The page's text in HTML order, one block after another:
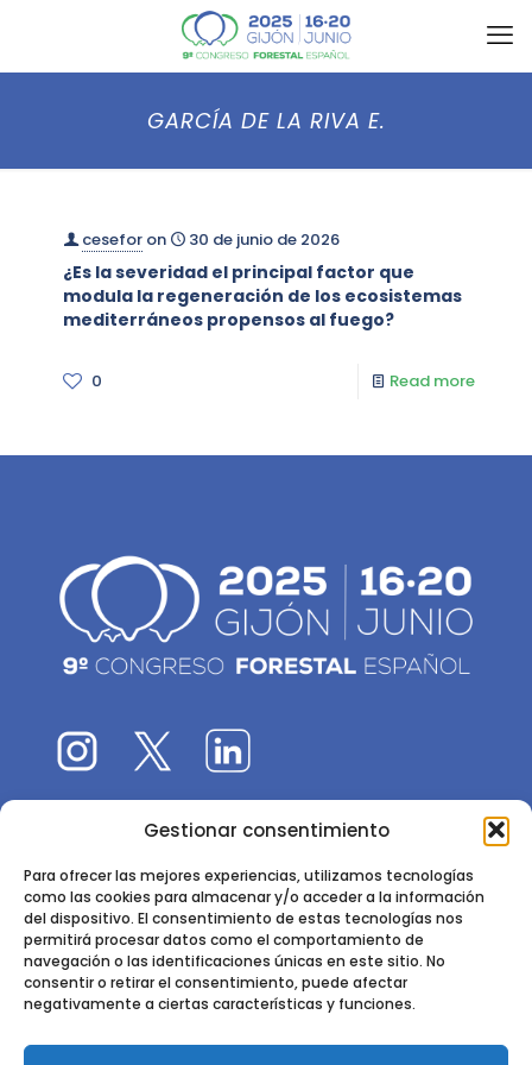
Gestionar consentimiento
Para ofrecer las mejores experiencias, utilizamos tecnologías
como las cookies para almacenar y/o acceder a la información
del dispositivo. El consentimiento de estas tecnologías nos
permitirá procesar datos como el comportamiento de
navegación o las identificaciones únicas en este sitio. No
consentir o retirar el consentimiento, puede afectar
negativamente a ciertas características y funciones.
GARCÍA DE LA RIVA E.
cesefor on 30 de junio de 2026
¿Es la severidad el principal factor que
modula la regeneración de los ecosistemas
mediterráneos propensos al fuego?
0 Read more
El 9CFE es una actividad promovida por laSociedad
Instituto de Ciencias Forestales, INIA-CSIC
Ctra. de la Coruña km 7,5 - 28040 Madrid